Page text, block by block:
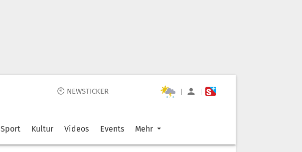
🕙 NEWSTICKER | |
Sport Kultur Videos Events Mehr